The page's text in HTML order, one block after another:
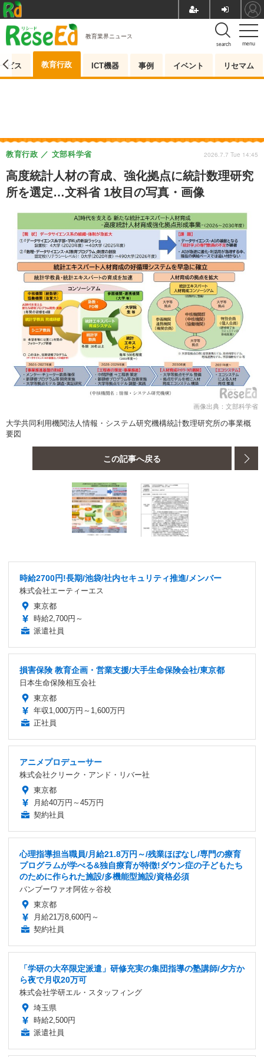
menu
search
教育業界ニュース
ビス 教育行政 ICT機器 事例 イベント リセマム
高度統計人材の育成、強化拠点に統計数理研究
所を選定…文科省 1枚目の写真・画像
教育行政 文部科学省 2026.7.7 Tue 14:45
画像出典：文部科学省
大学共同利用機関法人情報・システム研究機構統計数理研究所の事業概
要図
この記事へ戻る
時給2700円!長期/池袋/社内セキュリティ推進/メンバー
株式会社エーティーエス
東京都
時給2,700円～
派遣社員
損害保険 教育企画・営業支援/大手生命保険会社/東京都
日本生命保険相互会社
東京都
年収1,000万円～1,600万円
正社員
アニメプロデューサー
株式会社クリーク・アンド・リバー社
東京都
月給40万円～45万円
契約社員
心理指導担当職員/月給21.8万円～/残業ほぼなし/専門の療育
プログラムが学べる&独自療育が特徴!ダウン症の子どもたち
のために作られた施設/多機能型施設/資格必須
バンブーワァオ阿佐ヶ谷校
東京都
月給21万8,600円～
契約社員
「学研の大卒限定派遣」研修充実の集団指導の塾講師/夕方か
ら夜で月収20万可
株式会社学研エル・スタッフィング
埼玉県
時給2,500円
派遣社員